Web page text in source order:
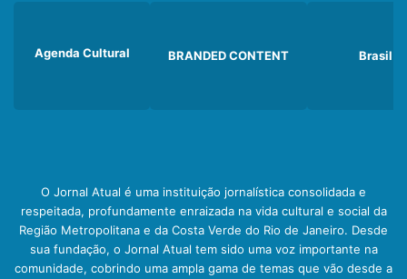
Agenda Cultural BRANDED CONTENT Brasil
O Jornal Atual é uma instituição jornalística consolidada e
respeitada, profundamente enraizada na vida cultural e social da
Região Metropolitana e da Costa Verde do Rio de Janeiro. Desde
sua fundação, o Jornal Atual tem sido uma voz importante na
comunidade, cobrindo uma ampla gama de temas que vão desde a